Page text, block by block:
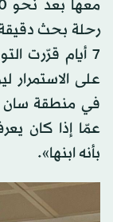
رحلة بحث دقيقة
7 أيام قرّرت
على الاستمرار
في منطقة سان
عمّا إذا كان
بأنه ابنها».